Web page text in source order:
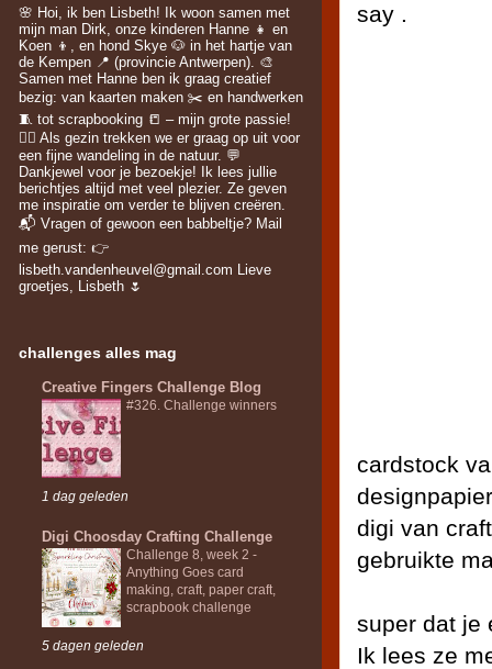
say .
cardstock
digi van
gebruikte
super dat je
Ik lees ze
🌸 Hoi, ik ben Lisbeth! Ik woon samen met
mijn man Dirk, onze kinderen Hanne 👧 en
Koen 👦, en hond Skye 🐶 in het hartje van
de Kempen 📍 (provincie Antwerpen). 🎨
Samen met Hanne ben ik graag creatief
bezig: van kaarten maken ✂️ en handwerken
🧵 tot scrapbooking 📒 – mijn grote passie!
🚶‍♀️ Als gezin trekken we er graag op uit voor
een fijne wandeling in de natuur. 💬
Dankjewel voor je bezoekje! Ik lees jullie
berichtjes altijd met veel plezier. Ze geven
me inspiratie om verder te blijven creëren.
📬 Vragen of gewoon een babbeltje? Mail
me gerust: 👉
lisbeth.vandenheuvel@gmail.com Lieve
groetjes, Lisbeth 🌷
challenges alles mag
Creative Fingers Challenge Blog
#326. Challenge winners
1 dag geleden
Digi Choosday Crafting Challenge
Challenge 8, week 2 -
Anything Goes card
making, craft, paper craft,
scrapbook challenge
5 dagen geleden